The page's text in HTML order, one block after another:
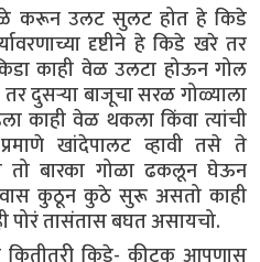
करून उलट सुलट होत हे किडे
दृष्टीने हे किडे खरे तर
काही वेळ उलटा होऊन गोल
दुसऱ्या बाजूचा सरळ गोळ्याला
काही वेळ थकला किंवा त्यांची
खांदेपालट व्हावी तसे ते
तो बारका गोळा ढकलून घेऊन
कुठून कुठे सुरू असतो काही
पोरं तासंतास बघत असायचो.